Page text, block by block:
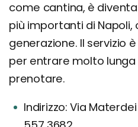
come cantina, è
più importanti di Napoli,
generazione. Il servizio
per entrare molto lunga
prenotare.
Indirizzo: Via Materdei